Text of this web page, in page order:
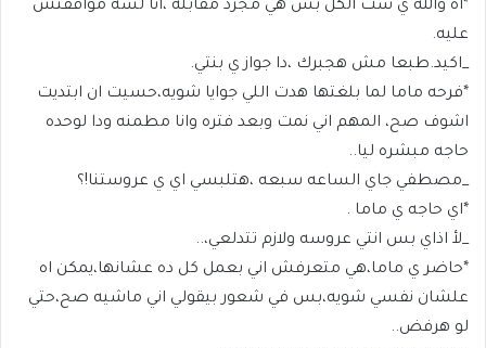
*اه والله ي ست الكل بس هي مجرد مقابله ،انا لسه موافقتش
عليه.
_اكيد.طبعا مش هجبرك ،دا جواز ي بنتي.
*فرحه ماما لما بلغتها هدت اللي جوايا شويه،حسيت ان ابتديت
اشوف صح، المهم اني نمت وبعد فتره وانا مطمنه ودا لوحده
حاجه مبشره ليا..
_مصطفي جاي الساعه سبعه ،هتلبسي اي ي عروستنا!؟
*اي حاجه ي ماما .
_لأ اذاي بس انتي عروسه ولازم تتدلعي،..
*حاضر ي ماما،هي متعرفش اني بعمل كل ده عشانها،يمكن اه
علشان نفسي شويه،بس في شعور بيقولي اني ماشيه صح،حتي
لو هرفض..